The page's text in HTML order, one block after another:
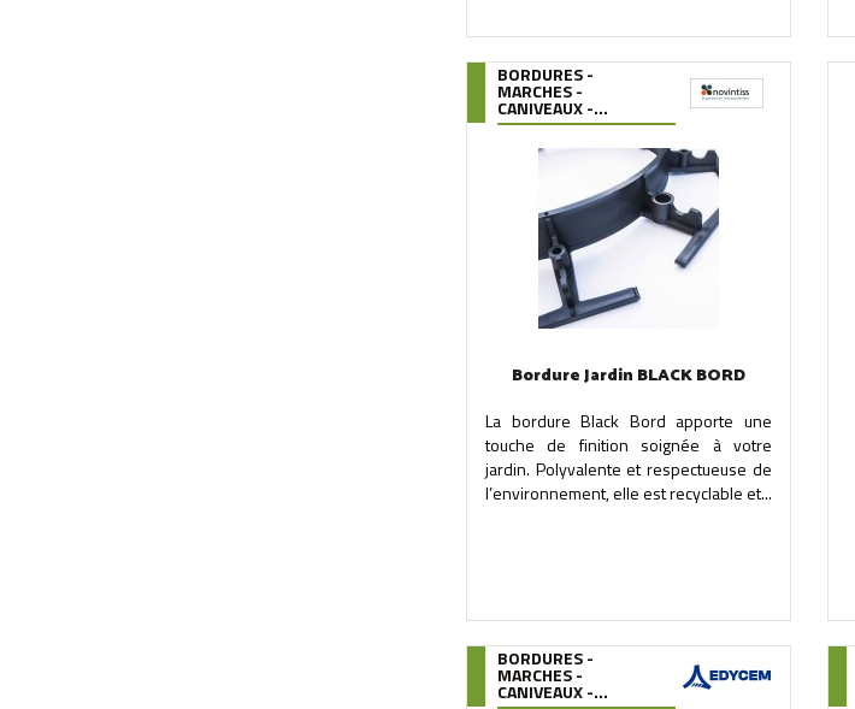
BORDURES -
MARCHES -
CANIVEAUX -...
Bordure Jardin BLACK BORD
La bordure Black Bord apporte une
touche de finition soignée à votre
jardin. Polyvalente et respectueuse de
l’environnement, elle est recyclable et...
BORDURES -
MARCHES -
CANIVEAUX -...